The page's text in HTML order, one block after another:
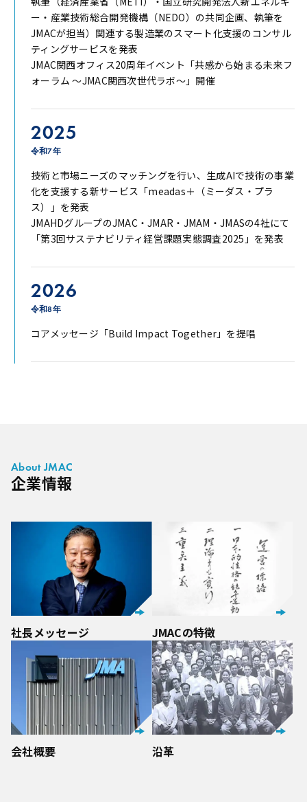
ー・産業技術総合開発機構（NEDO）の共同企画、執筆を
JMACが担当）関連する製造業のスマート化支援のコンサル
ティングサービスを発表
JMAC関西オフィス20周年イベント「共感から始まる未来フ
ォーラム 〜JMAC関西次世代ラボ〜」開催
2025
令和7年
技術と市場ニーズのマッチングを行い、生成AIで技術の事業
化を支援する新サービス「meadas＋（ミーダス・プラ
ス）」を発表
JMAHDグループのJMAC・JMAR・JMAM・JMASの4社にて
「第3回サステナビリティ経営課題実態調査2025」を発表
2026
令和8年
コアメッセージ「Build Impact Together」を提唱
企業情報
About JMAC
社長メッセージ JMACの特徴
会社概要 沿革